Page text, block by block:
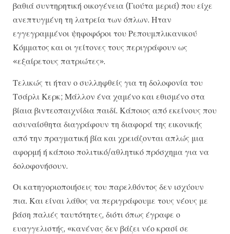
βαθιά συντηρητική οικογένεια (Γιούτα μεριά) που είχε
ανεπτυγμένη τη λατρεία των όπλων. Ηταν
εγγεγραμμένοι ψηφοφόροι του Ρεπουμπλικανικού
Κόμματος και οι γείτονες τους περιγράφουν ως
«εξαίρετους πατριώτες».
Τελικώς τι ήταν ο συλληφθείς για τη δολοφονία του
Τσάρλι Κερκ; Μάλλον ένα χαμένο και εθισμένο στα
βίαια βιντεοπαιχνίδια παιδί. Κάποιος από εκείνους που
ασυναίσθητα διαγράφουν τη διαφορά της εικονικής
από την πραγματική βία και χρειάζονται απλώς μια
αφορμή ή κάποιο πολιτικό/αθλητικό πρόσχημα για να
δολοφονήσουν.
Οι κατηγοριοποιήσεις του παρελθόντος δεν ισχύουν
πια. Και είναι λάθος να περιγράφουμε τους νέους με
βάση παλιές ταυτότητες, διότι όπως έγραφε ο
ευαγγελιστής, «κανένας δεν βάζει νέο κρασί σε